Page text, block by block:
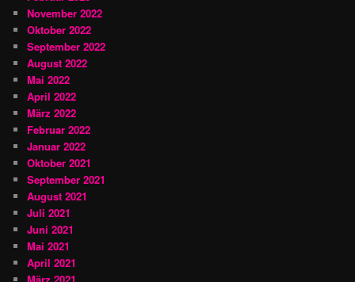
November 2022
Oktober 2022
September 2022
August 2022
Mai 2022
April 2022
März 2022
Februar 2022
Januar 2022
Oktober 2021
September 2021
August 2021
Juli 2021
Juni 2021
Mai 2021
April 2021